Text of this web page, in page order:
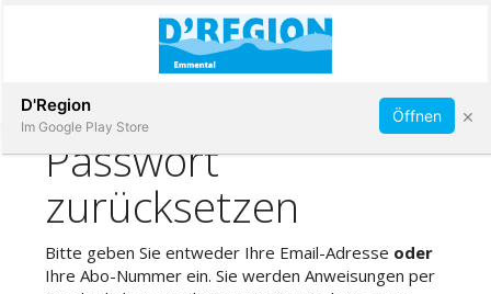
Immobilien
Veranstaltungen
Abonnieren
D'Region
Im Google Play Store
Öffnen ×